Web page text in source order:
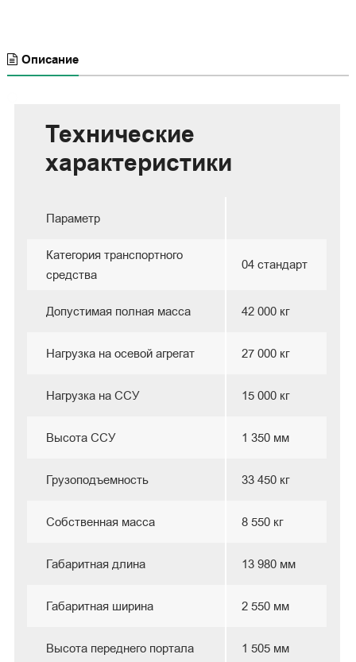
Описание
Технические
характеристики
Параметр
Категория транспортного
средства
04 стандарт
Допустимая полная масса 42 000 кг
Нагрузка на осевой агрегат 27 000 кг
Нагрузка на ССУ 15 000 кг
Высота ССУ 1 350 мм
Грузоподъемность 33 450 кг
Собственная масса 8 550 кг
Габаритная длина 13 980 мм
Габаритная ширина 2 550 мм
Высота переднего портала 1 505 мм